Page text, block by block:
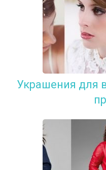
Украшения для